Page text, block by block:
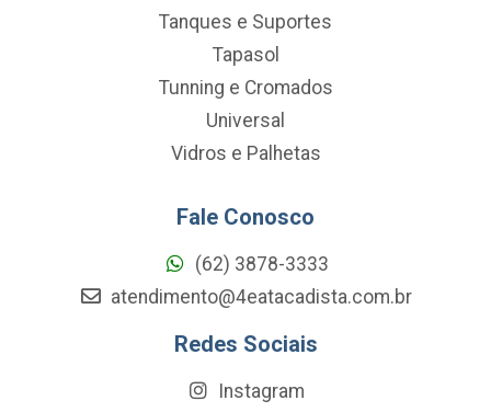
Tanques e Suportes
Tapasol
Tunning e Cromados
Universal
Vidros e Palhetas
Fale Conosco
(62) 3878-3333
atendimento@4eatacadista.com.br
Redes Sociais
Instagram